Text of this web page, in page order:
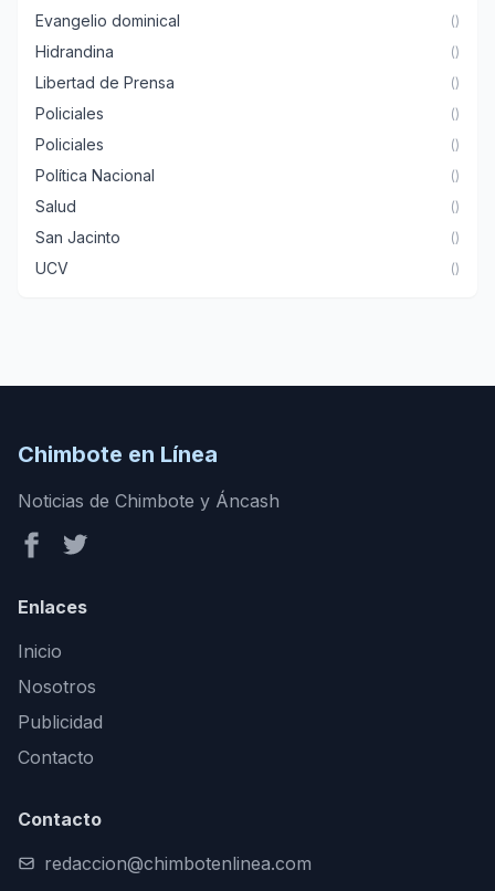
Evangelio dominical ()
Hidrandina ()
Libertad de Prensa ()
Policiales ()
Policiales ()
Política Nacional ()
Salud ()
San Jacinto ()
UCV ()
Chimbote en Línea
Noticias de Chimbote y Áncash
Enlaces
Inicio
Nosotros
Publicidad
Contacto
Contacto
redaccion@chimbotenlinea.com